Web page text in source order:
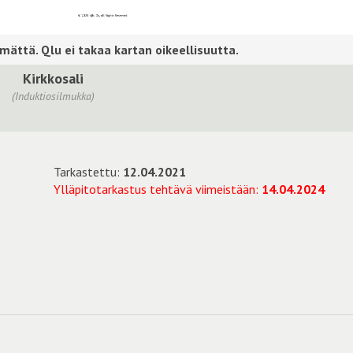
Kirkkosali
(Induktiosilmukka)
Tarkastettu: 12.04.2021
Ylläpitotarkastus tehtävä viimeistään: 14.04.2024